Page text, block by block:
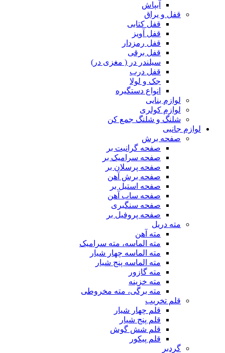
آبپاش
قفل و یراق
قفل کتابی
قفل آویز
قفل رمزدار
قفل برقی
سیلندر در ( مغزی در)
قفل درب
جک و لولا
انواع دستگیره
لوازم بنایی
لوازم کولری
شلنگ و شلنگ جمع کن
لوازم جانبی
صفحه برش
صفحه گرانیت بر
صفحه سرامیک بر
صفحه پرسلان بر
صفحه برش آهن
صفحه استیل بر
صفحه ساب آهن
صفحه سنگبری
صفحه پروفیل بر
مته دریل
مته آهن
مته الماسه، مته سرامیک
مته الماسه چهار شیار
مته الماسه پنج شیار
مته گازور
مته خزینه
مته برگی، مته مخروطی
قلم تخریب
قلم چهار شیار
قلم پنج شیار
قلم شش گوش
قلم پیکور
گردبر